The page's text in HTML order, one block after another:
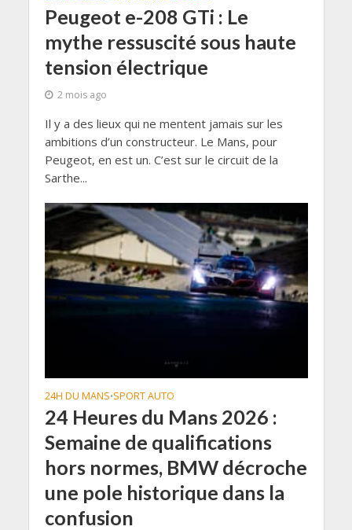
Peugeot e-208 GTi : Le
mythe ressuscité sous haute
tension électrique
2 mois ago
Il y a des lieux qui ne mentent jamais sur les
ambitions d’un constructeur. Le Mans, pour
Peugeot, en est un. C’est sur le circuit de la
Sarthe...
24H DU MANS•SPORT AUTO
24 Heures du Mans 2026 :
Semaine de qualifications
hors normes, BMW décroche
une pole historique dans la
confusion